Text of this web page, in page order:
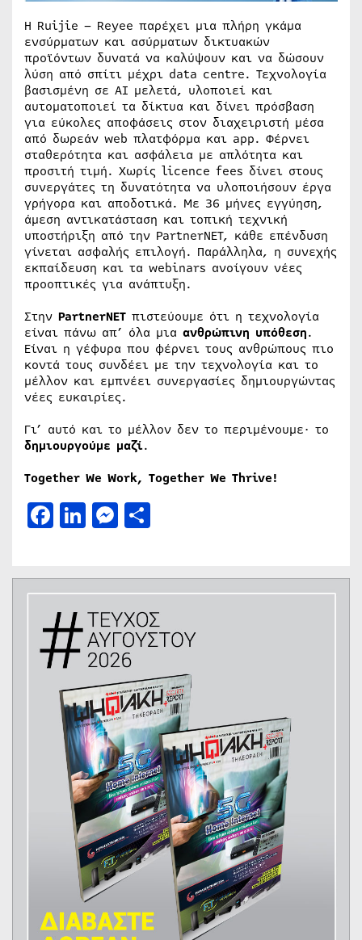
Η Ruijie – Reyee παρέχει μια πλήρη γκάμα
ενσύρματων και ασύρματων δικτυακών
προϊόντων δυνατά να καλύψουν και να δώσουν
λύση από σπίτι μέχρι data centre. Τεχνολογία
βασισμένη σε AI μελετά, υλοποιεί και
αυτοματοποιεί τα δίκτυα και δίνει πρόσβαση
για εύκολες αποφάσεις στον διαχειριστή μέσα
από δωρεάν web πλατφόρμα και app. Φέρνει
σταθερότητα και ασφάλεια με απλότητα και
προσιτή τιμή. Χωρίς licence fees δίνει στους
συνεργάτες τη δυνατότητα να υλοποιήσουν έργα
γρήγορα και αποδοτικά. Με 36 μήνες εγγύηση,
άμεση αντικατάσταση και τοπική τεχνική
υποστήριξη από την PartnerNET, κάθε επένδυση
γίνεται ασφαλής επιλογή. Παράλληλα, η συνεχής
εκπαίδευση και τα webinars ανοίγουν νέες
προοπτικές για ανάπτυξη.
Στην PartnerNET πιστεύουμε ότι η τεχνολογία
είναι πάνω απ’ όλα μια ανθρώπινη υπόθεση.
Είναι η γέφυρα που φέρνει τους ανθρώπους πιο
κοντά τους συνδέει με την τεχνολογία και το
μέλλον και εμπνέει συνεργασίες δημιουργώντας
νέες ευκαιρίες.
Γι’ αυτό και το μέλλον δεν το περιμένουμε· το
δημιουργούμε μαζί.
Together We Work, Together We Thrive!
Facebook
LinkedIn
Messenger